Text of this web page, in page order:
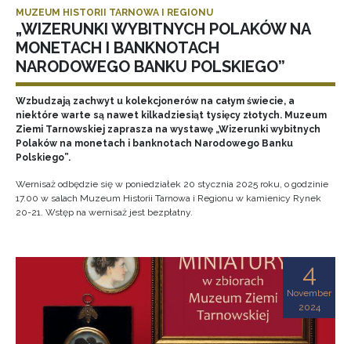
MUZEUM HISTORII TARNOWA I REGIONU
„WIZERUNKI WYBITNYCH POLAKÓW NA
MONETACH I BANKNOTACH
NARODOWEGO BANKU POLSKIEGO”
Wzbudzają zachwyt u kolekcjonerów na całym świecie, a
niektóre warte są nawet kilkadziesiąt tysięcy złotych. Muzeum
Ziemi Tarnowskiej zaprasza na wystawę „Wizerunki wybitnych
Polaków na monetach i banknotach Narodowego Banku
Polskiego”.
Wernisaż odbędzie się w poniedziałek 20 stycznia 2025 roku, o godzinie
17.00 w salach Muzeum Historii Tarnowa i Regionu w kamienicy Rynek
20-21. Wstęp na wernisaż jest bezpłatny.
4
November
2024